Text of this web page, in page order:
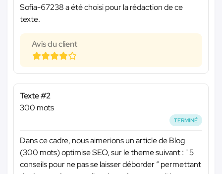
Sofia-67238 a été choisi pour la rédaction de ce
texte.
Avis du client
Texte #2
300 mots
TERMINÉ
Dans ce cadre, nous aimerions un article de Blog
(300 mots) optimise SEO, sur le theme suivant : " 5
conseils pour ne pas se laisser déborder ” permettant